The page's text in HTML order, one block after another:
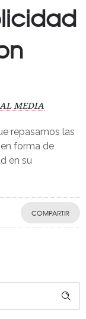
MEDIA
repasamos las
forma de
en su
COMPARTIR